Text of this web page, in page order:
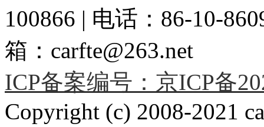
100866 | 电话：86-10-
箱：carfte@263.net
ICP备案编号：京ICP备
Copyright (c) 2008-2021